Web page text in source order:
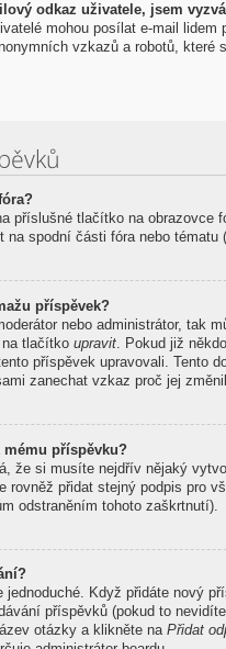
odkaz uživatele, jsem
mohou posílat e-mail
vzkazů a robotů, které
příslušné tlačítko na obrazovce
na spodní části fóra nebo tématu
příspěvek?
nebo administrátor, tak
tlačítko upravit . Pokud již
příspěvek upravovali. Tento
zanechat vzkaz proč jej
příspěvku?
že si musíte nejdřív nějaký
rovněž přidat stejný podpis pro
odstraněním tohoto zaškrtnutí).
jednoduché. Když přidáte nový
příspěvků (pokud to
otázky a klikněte na Přidat